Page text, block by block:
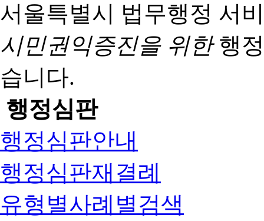
서울특별시 법무행정 서
시민권익증진을 위한행
습니다.
행정심판
행정심판안내
행정심판재결례
유형별사례별검색